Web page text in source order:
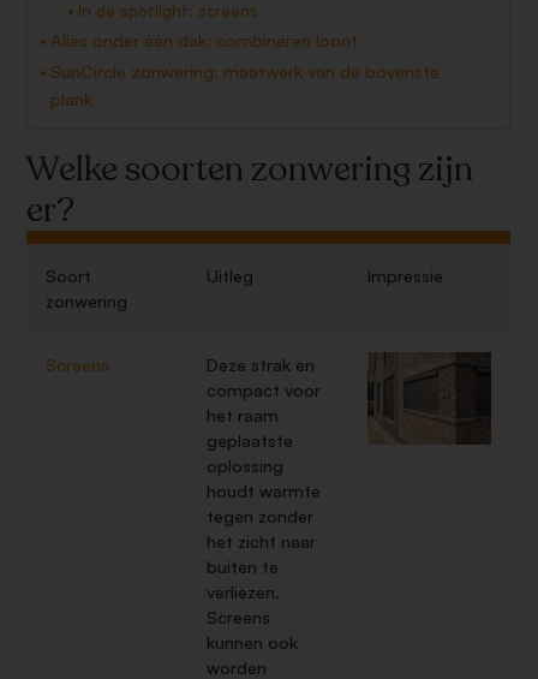
In de spotlight: screens
Alles onder één dak: combineren loont
SunCircle zonwering: maatwerk van de bovenste
plank
Welke soorten zonwering zijn
er?
Soort
zonwering
Uitleg Impressie
Screens
Deze strak en
compact voor
het raam
geplaatste
oplossing
houdt warmte
tegen zonder
het zicht naar
buiten te
verliezen.
Screens
kunnen ook
worden